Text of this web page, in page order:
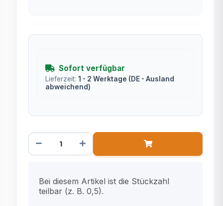
Sofort verfügbar
Lieferzeit: 1 - 2 Werktage (DE - Ausland
abweichend)
Bei diesem Artikel ist die Stückzahl
teilbar (z. B. 0,5).